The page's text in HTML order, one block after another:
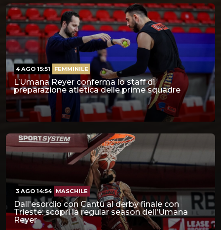
L’Umana Reyer conferma lo staff di
preparazione atletica delle prime squadre
4 AGO 15:51 FEMMINILE
Dall'esordio con Cantù al derby finale con
Trieste: scopri la regular season dell'Umana
Reyer
3 AGO 14:54 MASCHILE